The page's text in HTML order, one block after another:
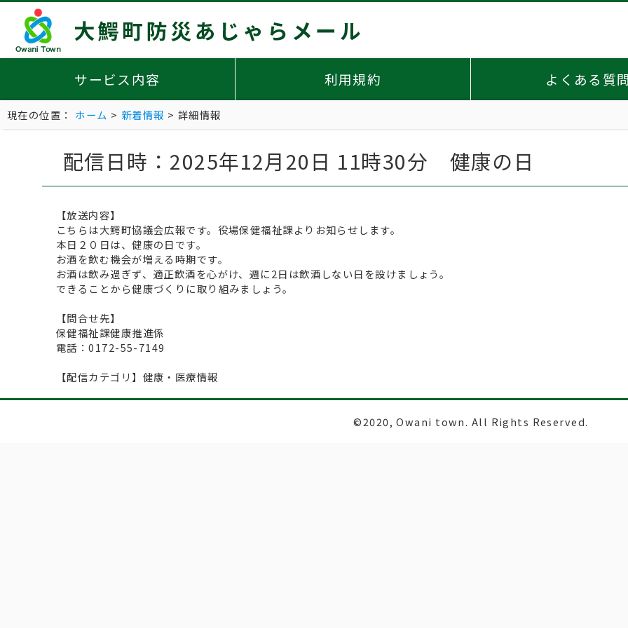
サービス内容 利用規約 よくある質問
現在の位置： ホーム > 新着情報 > 詳細情報
配信日時：2025年12月20日 11時30分 健康の日
【放送内容】
こちらは大鰐町協議会広報です。役場保健福祉課よりお知らせします。
本日２０日は、健康の日です。
お酒を飲む機会が増える時期です。
お酒は飲み過ぎず、適正飲酒を心がけ、週に2日は飲酒しない日を設けましょう。
できることから健康づくりに取り組みましょう。
【問合せ先】
保健福祉課健康推進係
電話：0172-55-7149
【配信カテゴリ】健康・医療情報
©2020, Owani town. All Rights Reserved.